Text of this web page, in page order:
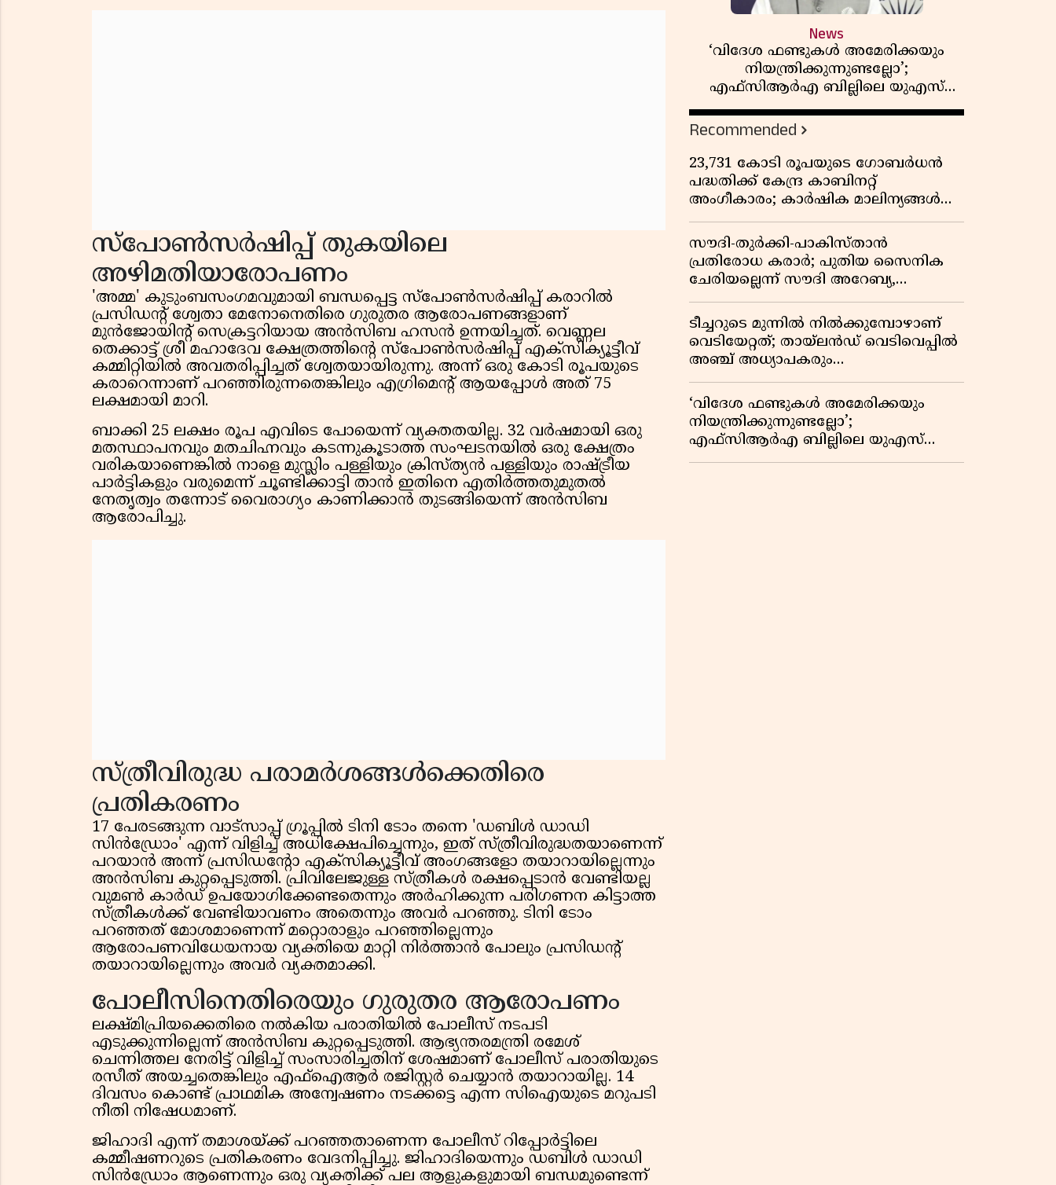
സ്പോൺസർഷിപ്പ് തുകയിലെ
അഴിമതിയാരോപണം
'അമ്മ' കുടുംബസംഗമവുമായി ബന്ധപ്പെട്ട സ്പോൺസർഷിപ്പ് കരാറിൽ
പ്രസിഡന്റ് ശ്വേതാ മേനോനെതിരെ ഗുരുതര ആരോപണങ്ങളാണ്
മുൻജോയിന്റ് സെക്രട്ടറിയായ അൻസിബ ഹസൻ ഉന്നയിച്ചത്. വെണ്ണല
തെക്കാട്ട് ശ്രീ മഹാദേവ ക്ഷേത്രത്തിന്റെ സ്പോൺസർഷിപ്പ് എക്‌സിക്യൂട്ടീവ്
കമ്മിറ്റിയിൽ അവതരിപ്പിച്ചത് ശ്വേതയായിരുന്നു. അന്ന് ഒരു കോടി രൂപയുടെ
കരാറെന്നാണ് പറഞ്ഞിരുന്നതെങ്കിലും എഗ്രിമെന്റ് ആയപ്പോൾ അത് 75
ലക്ഷമായി മാറി.
ബാക്കി 25 ലക്ഷം രൂപ എവിടെ പോയെന്ന് വ്യക്തതയില്ല. 32 വർഷമായി ഒരു
മതസ്ഥാപനവും മതചിഹ്നവും കടന്നുകൂടാത്ത സംഘടനയിൽ ഒരു ക്ഷേത്രം
വരികയാണെങ്കിൽ നാളെ മുസ്ലിം പള്ളിയും ക്രിസ്ത്യൻ പള്ളിയും രാഷ്ട്രീയ
പാർട്ടികളും വരുമെന്ന് ചൂണ്ടിക്കാട്ടി താൻ ഇതിനെ എതിർത്തതുമുതൽ
നേതൃത്വം തന്നോട് വൈരാഗ്യം കാണിക്കാൻ തുടങ്ങിയെന്ന് അൻസിബ
ആരോപിച്ചു.
സ്ത്രീവിരുദ്ധ പരാമർശങ്ങൾക്കെതിരെ
പ്രതികരണം
17 പേരടങ്ങുന്ന വാട്‌സാപ്പ് ഗ്രൂപ്പിൽ ടിനി ടോം തന്നെ 'ഡബിൾ ഡാഡി
സിൻഡ്രോം' എന്ന് വിളിച്ച് അധിക്ഷേപിച്ചെന്നും, ഇത് സ്ത്രീവിരുദ്ധതയാണെന്ന്
പറയാൻ അന്ന് പ്രസിഡന്റോ എക്സിക്യൂട്ടീവ് അംഗങ്ങളോ തയാറായില്ലെന്നും
അൻസിബ കുറ്റപ്പെടുത്തി. പ്രിവിലേജുള്ള സ്ത്രീകൾ രക്ഷപ്പെടാൻ വേണ്ടിയല്ല
വുമൺ കാർഡ് ഉപയോഗിക്കേണ്ടതെന്നും അർഹിക്കുന്ന പരിഗണന കിട്ടാത്ത
സ്ത്രീകൾക്ക് വേണ്ടിയാവണം അതെന്നും അവർ പറഞ്ഞു. ടിനി ടോം
പറഞ്ഞത് മോശമാണെന്ന് മറ്റൊരാളും പറഞ്ഞില്ലെന്നും
ആരോപണവിധേയനായ വ്യക്തിയെ മാറ്റി നിർത്താൻ പോലും പ്രസിഡന്റ്
തയാറായില്ലെന്നും അവർ വ്യക്തമാക്കി.
പോലീസിനെതിരെയും ഗുരുതര ആരോപണം
ലക്ഷ്മിപ്രിയക്കെതിരെ നൽകിയ പരാതിയിൽ പോലീസ് നടപടി
എടുക്കുന്നില്ലെന്ന് അൻസിബ കുറ്റപ്പെടുത്തി. ആഭ്യന്തരമന്ത്രി രമേശ്
ചെന്നിത്തല നേരിട്ട് വിളിച്ച് സംസാരിച്ചതിന് ശേഷമാണ് പോലീസ് പരാതിയുടെ
രസീത് അയച്ചതെങ്കിലും എഫ്ഐആർ രജിസ്റ്റർ ചെയ്യാൻ തയാറായില്ല. 14
ദിവസം കൊണ്ട് പ്രാഥമിക അന്വേഷണം നടക്കട്ടെ എന്ന സിഐയുടെ മറുപടി
നീതി നിഷേധമാണ്.
ജിഹാദി എന്ന് തമാശയ്ക്ക് പറഞ്ഞതാണെന്ന പോലീസ് റിപ്പോർട്ടിലെ
കമ്മീഷണറുടെ പ്രതികരണം വേദനിപ്പിച്ചു. ജിഹാദിയെന്നും ഡബിൾ ഡാഡി
സിൻഡ്രോം ആണെന്നും ഒരു വ്യക്തിക്ക് പല ആളുകളുമായി ബന്ധമുണ്ടെന്ന്
News
‘വിദേശ ഫണ്ടുകൾ അമേരിക്കയും
നിയന്ത്രിക്കുന്നുണ്ടല്ലോ’;
എഫ്സിആർഎ ബില്ലിലെ യുഎസ്
വിമർശനങ്ങൾക്ക് മറുപടിയുമായി ഇന്ത്യ
Recommended
23,731 കോടി രൂപയുടെ ഗോബർധൻ
പദ്ധതിക്ക് കേന്ദ്ര കാബിനറ്റ്
അംഗീകാരം; കാർഷിക മാലിന്യങ്ങൾ
ഇനി ഊർജമാകും
സൗദി-തുർക്കി-പാകിസ്താൻ
പ്രതിരോധ കരാർ; പുതിയ സൈനിക
ചേരിയല്ലെന്ന് സൗദി അറേബ്യ,
വിമർശനവുമായി ഇറാൻ
ടീച്ചറുടെ മുന്നിൽ നിൽക്കുമ്പോഴാണ്
വെടിയേറ്റത്; തായ്‌ലൻഡ് വെടിവെപ്പിൽ
അഞ്ച് അധ്യാപകരും
മുത്തശ്ശീമുത്തശ്ശന്മാരും കൊല്ലപ്പെട്ടു,
മരണസംഖ്യ 7; ഞെട്ടിക്കുന്ന
വെളിപ്പെടുത്തലുകൾ
‘വിദേശ ഫണ്ടുകൾ അമേരിക്കയും
നിയന്ത്രിക്കുന്നുണ്ടല്ലോ’;
എഫ്സിആർഎ ബില്ലിലെ യുഎസ്
വിമർശനങ്ങൾക്ക് മറുപടിയുമായി ഇന്ത്യ